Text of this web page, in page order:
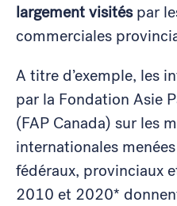
largement visitéspar
commerciales
A titre d’exemple, les
par la Fondation Asie
(FAP Canada) sur les
internationales
fédéraux, provinciaux
2010 et 2020*